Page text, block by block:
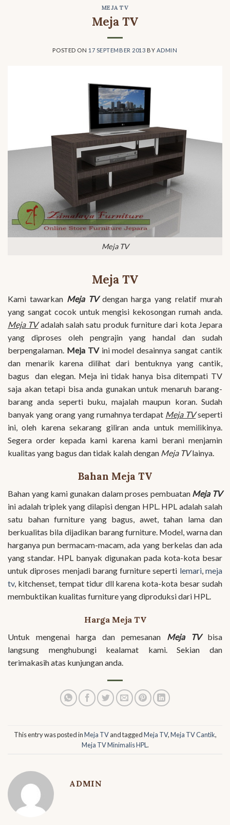
MEJA TV
Meja TV
POSTED ON 17 SEPTEMBER 2013 BY ADMIN
Meja TV
Meja TV
Kami tawarkan Meja TVdengan harga yang relatif murah
yang sangat cocok untuk mengisi kekosongan rumah anda.
Meja TVadalah salah satu produk furniture dari kota Jepara
yang diproses oleh pengrajin yang handal dan sudah
berpengalaman. Meja TVini model desainnya sangat cantik
dan menarik karena dilihat dari bentuknya yang cantik,
bagus dan elegan. Meja ini tidak hanya bisa ditempati TV
saja akan tetapi bisa anda gunakan untuk menaruh barang-
barang anda seperti buku, majalah maupun koran. Sudah
banyak yang orang yang rumahnya terdapat Meja TVseperti
ini, oleh karena sekarang giliran anda untuk memilikinya.
Segera order kepada kami karena kami berani menjamin
kualitas yang bagus dan tidak kalah dengan Meja TVlainya.
Bahan Meja TV
Bahan yang kami gunakan dalam proses pembuatan Meja TV
ini adalah triplek yang dilapisi dengan HPL. HPL adalah salah
satu bahan furniture yang bagus, awet, tahan lama dan
berkualitas bila dijadikan barang furniture. Model, warna dan
harganya pun bermacam-macam, ada yang berkelas dan ada
yang standar. HPL banyak digunakan pada kota-kota besar
untuk diproses menjadi barang furniture seperti lemari,meja
tv, kitchenset, tempat tidur dll karena kota-kota besar sudah
membuktikan kualitas furniture yang diproduksi dari HPL.
Harga Meja TV
Untuk mengenai harga dan pemesanan Meja TVbisa
langsung menghubungi kealamat kami. Sekian dan
terimakasih atas kunjungan anda.
This entry was posted inMeja TVand taggedMeja TV,Meja TV Cantik,
Meja TV Minimalis HPL .
ADMIN